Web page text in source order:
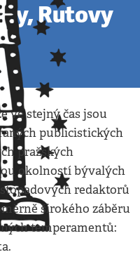
Rutovy
ve stejný čas jsou
publicistických
pražských
okolností bývalých
redaktorů
širokého záběru
temperamentů: